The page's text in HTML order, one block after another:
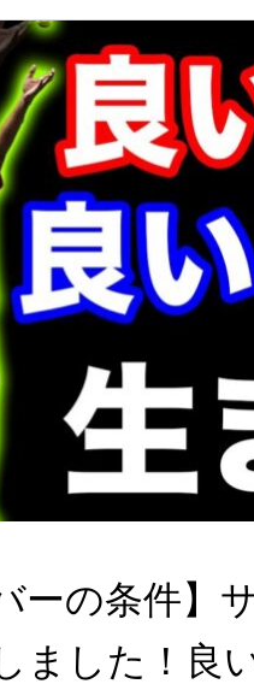
ーの条件】
ました！良